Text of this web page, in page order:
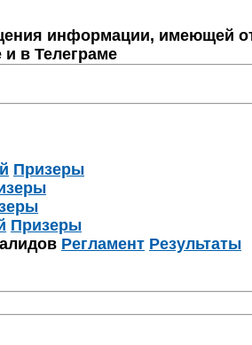
информации, имеющей
в Телеграме
Призеры
Призеры
Регламент Результаты